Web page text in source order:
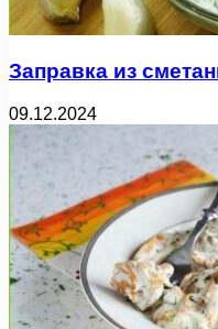
Заправка из
09.12.2024